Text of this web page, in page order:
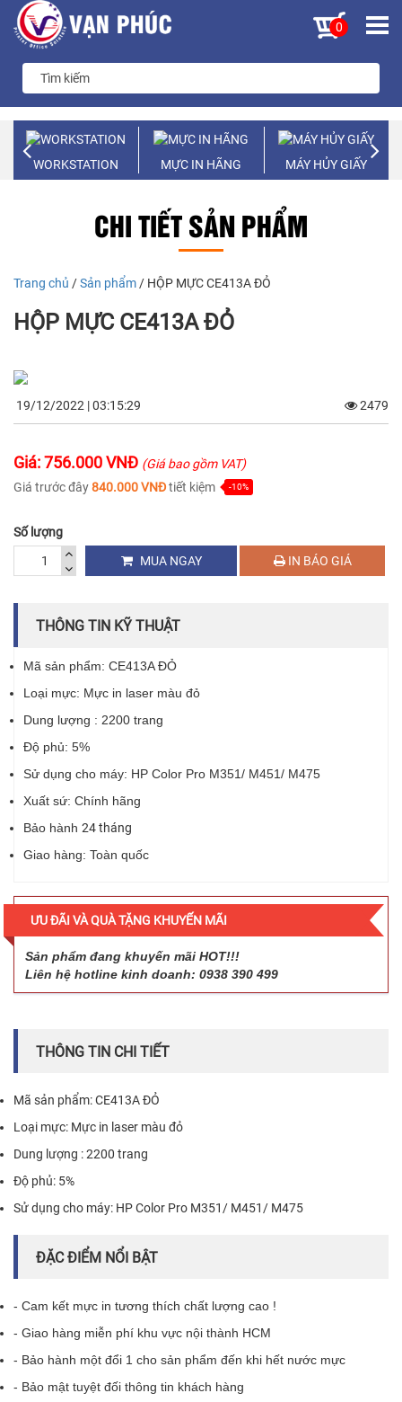
0
WORKSTATION MỰC IN HÃNG MÁY HỦY GIẤY
CHI TIẾT SẢN PHẨM
Trang chủ /Sản phẩm / HỘP MỰC CE413A ĐỎ
HỘP MỰC CE413A ĐỎ
19/12/2022 | 03:15:29 2479
Giá: 756.000 VNĐ (Giá bao gồm VAT)
Giá trước đây840.000 VNĐtiết kiệm -10%
Số lượng
MUA NGAY
IN BÁO GIÁ
THÔNG TIN KỸ THUẬT
Mã sản phẩm: CE413A ĐỎ
Loại mực: Mực in laser màu đỏ
Dung lượng : 2200 trang
Độ phủ: 5%
Sử dụng cho máy: HP Color Pro M351/ M451/ M475
Xuất sứ: Chính hãng
Bảo hành 24 tháng
Giao hàng: Toàn quốc
ƯU ĐÃI VÀ QUÀ TẶNG KHUYẾN MÃI
Sản phẩm đang khuyến mãi HOT!!!
Liên hệ hotline kinh doanh: 0938 390 499
THÔNG TIN CHI TIẾT
Mã sản phẩm: CE413A ĐỎ
Loại mực: Mực in laser màu đỏ
Dung lượng : 2200 trang
Độ phủ: 5%
Sử dụng cho máy: HP Color Pro M351/ M451/ M475
ĐẶC ĐIỂM NỔI BẬT
- Cam kết mực in tương thích chất lượng cao !
- Giao hàng miễn phí khu vực nội thành HCM
- Bảo hành một đổi 1 cho sản phẩm đến khi hết nước mực
- Bảo mật tuyệt đối thông tin khách hàng